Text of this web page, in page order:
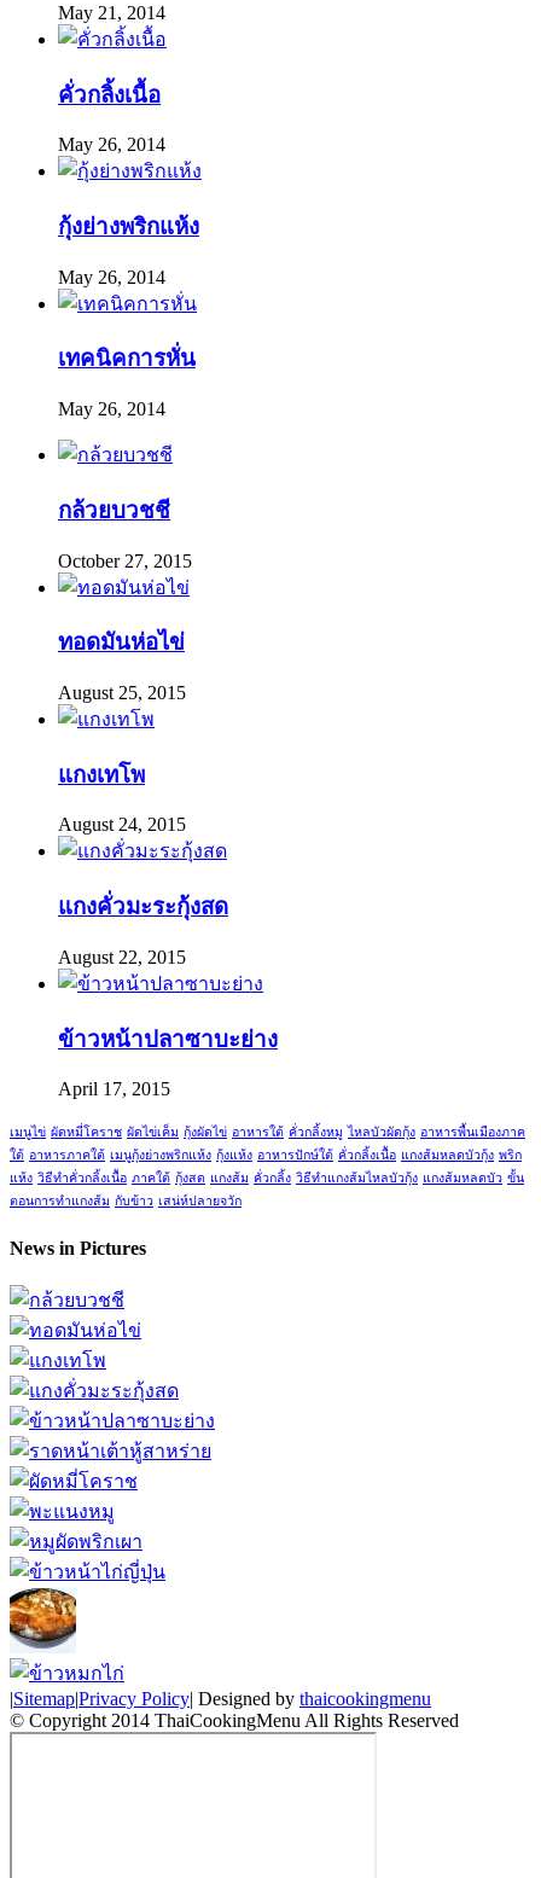
May 21, 2014
คั่วกลิ้งเนื้อ
May 26, 2014
กุ้งย่างพริกแห้ง
May 26, 2014
เทคนิคการหั่น
May 26, 2014
กล้วยบวชชี
October 27, 2015
ทอดมันห่อไข่
August 25, 2015
แกงเทโพ
August 24, 2015
แกงคั่วมะระกุ้งสด
August 22, 2015
ข้าวหน้าปลาซาบะย่าง
April 17, 2015
เมนูไข่ ผัดหมี่โคราช ผัดไข่เค็ม กุ้งผัดไข่ อาหารใต้ คั่วกลิ้งหมู ไหลบัวผัดกุ้ง อาหารพื้นเมืองภาค
ใต้ อาหารภาคใต้ เมนูกุ้งย่างพริกแห้ง กุ้งแห้ง อาหารปักษ์ใต้ คั่วกลิ้งเนื้อ แกงส้มหลดบัวกุ้ง พริก
แห้ง วิธีทำคั่วกลิ้งเนื้อ ภาคใต้ กุ้งสด แกงส้ม คั่วกลิ้ง วิธีทำแกงส้มไหลบัวกุ้ง แกงส้มหลดบัว ขั้น
ตอนการทำแกงส้ม กับข้าว เสน่ห์ปลายจวัก
News in Pictures
|Sitemap|Privacy Policy| Designed by thaicookingmenu
© Copyright 2014 ThaiCookingMenu All Rights Reserved